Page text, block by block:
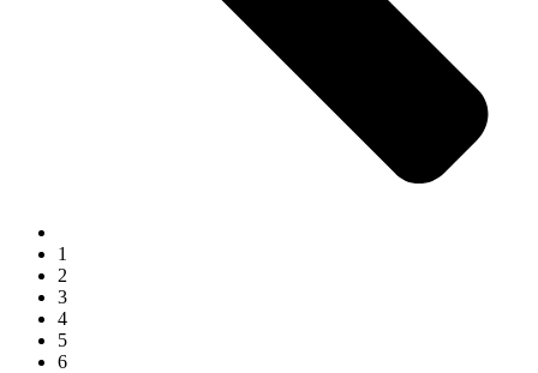
1
2
3
4
5
6